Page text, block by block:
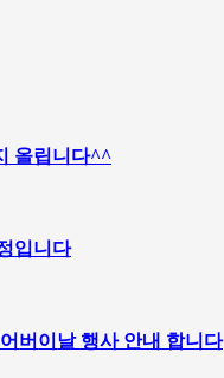
올립니다^^
입니다
버이날 행사 안내 합니다